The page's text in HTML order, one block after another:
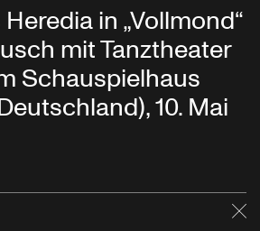
in „Vollmond“
mit Tanztheater
Schauspielhaus
10. Mai